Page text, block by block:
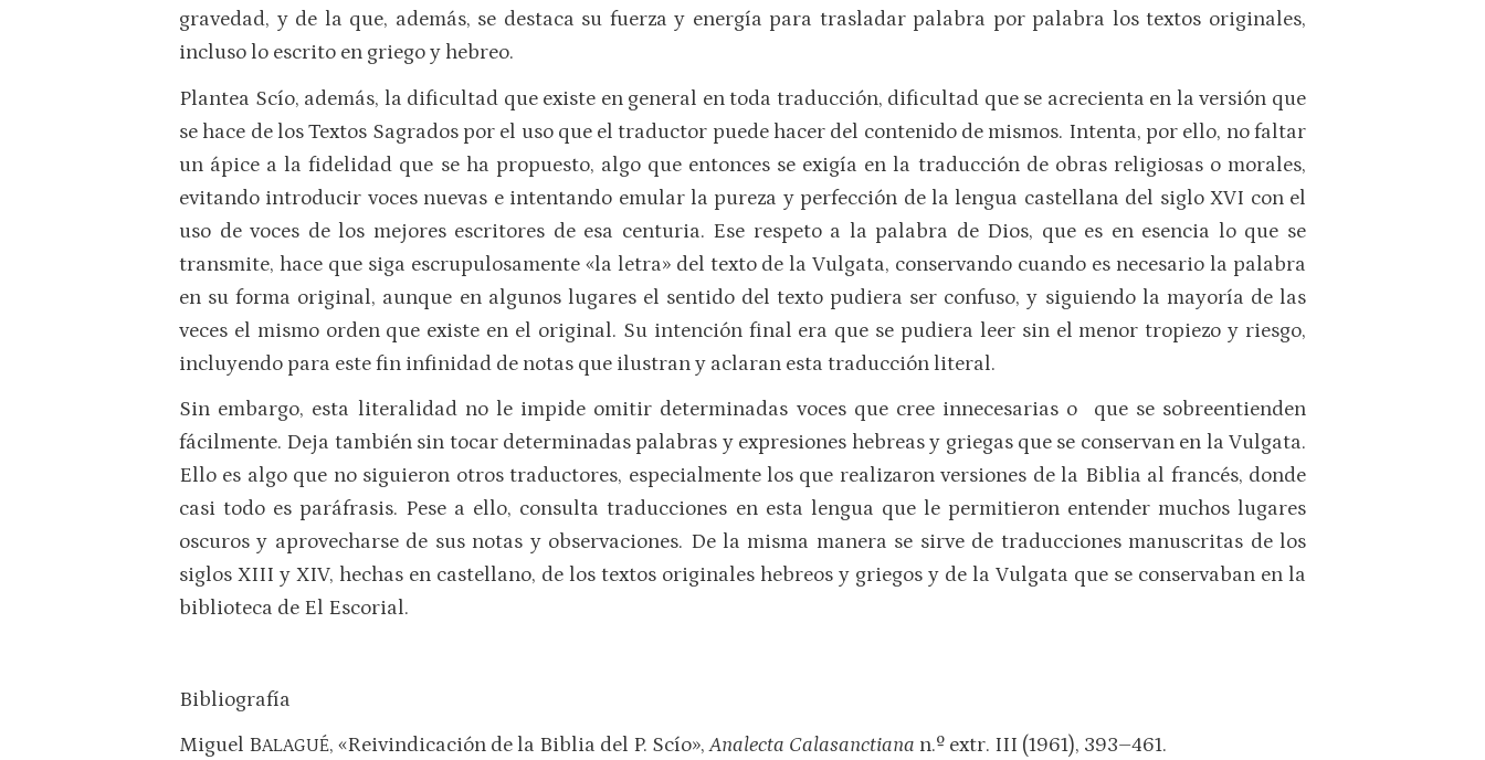
gravedad, y de la que, además, se destaca su fuerza y energía para trasladar palabra por palabra los textos originales,
incluso lo escrito en griego y hebreo.
Plantea Scío, además, la dificultad que existe en general en toda traducción, dificultad que se acrecienta en la versión que
se hace de los Textos Sagrados por el uso que el traductor puede hacer del contenido de mismos. Intenta, por ello, no faltar
un ápice a la fidelidad que se ha propuesto, algo que entonces se exigía en la traducción de obras religiosas o morales,
evitando introducir voces nuevas e intentando emular la pureza y perfección de la lengua castellana del siglo XVI con el
uso de voces de los mejores escritores de esa centuria. Ese respeto a la palabra de Dios, que es en esencia lo que se
transmite, hace que siga escrupulosamente «la letra» del texto de la Vulgata, conservando cuando es necesario la palabra
en su forma original, aunque en algunos lugares el sentido del texto pudiera ser confuso, y siguiendo la mayoría de las
veces el mismo orden que existe en el original. Su intención final era que se pudiera leer sin el menor tropiezo y riesgo,
incluyendo para este fin infinidad de notas que ilustran y aclaran esta traducción literal.
Sin embargo, esta literalidad no le impide omitir determinadas voces que cree innecesarias o que se sobreentienden
fácilmente. Deja también sin tocar determinadas palabras y expresiones hebreas y griegas que se conservan en la Vulgata.
Ello es algo que no siguieron otros traductores, especialmente los que realizaron versiones de la Biblia al francés, donde
casi todo es paráfrasis. Pese a ello, consulta traducciones en esta lengua que le permitieron entender muchos lugares
oscuros y aprovecharse de sus notas y observaciones. De la misma manera se sirve de traducciones manuscritas de los
siglos XIII y XIV, hechas en castellano, de los textos originales hebreos y griegos y de la Vulgata que se conservaban en la
biblioteca de El Escorial.
Bibliografía
Miguel BALAGUÉ, «Reivindicación de la Biblia del P. Scío»,Analecta Calasanctiana n.º extr. III (1961), 393–461.